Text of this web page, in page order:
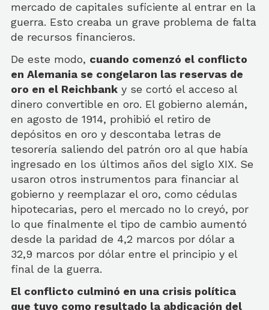
mercado de capitales suficiente al entrar en la
guerra. Esto creaba un grave problema de falta
de recursos financieros.
De este modo, cuando comenzó el conflicto
en Alemania se congelaron las reservas de
oro en el Reichbank y se cortó el acceso al
dinero convertible en oro. El gobierno alemán,
en agosto de 1914, prohibió el retiro de
depósitos en oro y descontaba letras de
tesorería saliendo del patrón oro al que había
ingresado en los últimos años del siglo XIX. Se
usaron otros instrumentos para financiar al
gobierno y reemplazar el oro, como cédulas
hipotecarias, pero el mercado no lo creyó, por
lo que finalmente el tipo de cambio aumentó
desde la paridad de 4,2 marcos por dólar a
32,9 marcos por dólar entre el principio y el
final de la guerra.
El conflicto culminó en una crisis política
que tuvo como resultado la abdicación del